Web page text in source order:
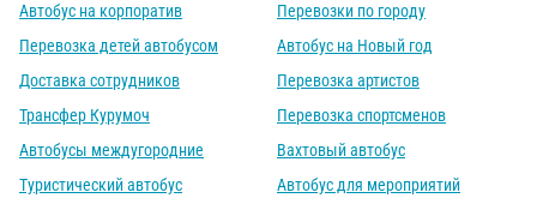
Автобус на корпоратив
Перевозка детей автобусом
Доставка сотрудников
Трансфер Курумоч
Автобусы междугородние
Туристический автобус
Перевозки по городу
Автобус на Новый год
Перевозка артистов
Перевозка спортсменов
Вахтовый автобус
Автобус для мероприятий